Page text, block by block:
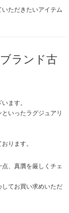
ただきたいアイテム
ランド古
ます。
いったラグジュアリ
ります。
、真贋を厳しくチェ
てお買い求めいただ